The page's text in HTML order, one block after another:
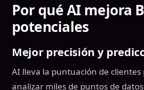
Por qué AI mejora
potenciales
Mejor precisión y
AI lleva la puntuación de
analizar miles de puntos de